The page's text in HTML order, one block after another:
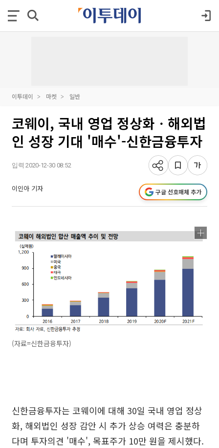
이투데이 마켓 일반
코웨이, 국내 영업 정상화ㆍ해외법
인 성장 기대 '매수'-신한금융투자
입력 2020-12-30 08:52
이인아 기자 구글 선호매체 추가
(자료=신한금융투자)
신한금융투자는 코웨이에 대해 30일 국내 영업 정상
화, 해외법인 성장 감안 시 추가 상승 여력은 충분하
다며 투자의견 '매수', 목표주가 10만 원을 제시했다.